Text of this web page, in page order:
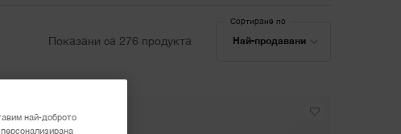
Показани са 276 продукта
Сортиране по
Най-продавани
Сортиране по
най-доброто